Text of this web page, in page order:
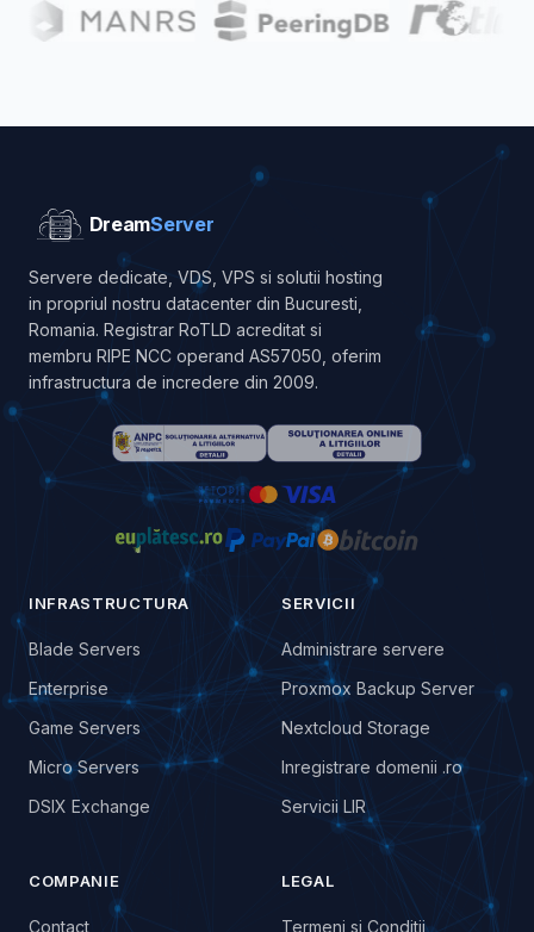
DreamServer
Servere dedicate, VDS, VPS si solutii hosting
in propriul nostru datacenter din Bucuresti,
Romania. Registrar RoTLD acreditat si
membru RIPE NCC operand AS57050, oferim
infrastructura de incredere din 2009.
INFRASTRUCTURA
Blade Servers
Enterprise
Game Servers
Micro Servers
DSIX Exchange
SERVICII
Administrare servere
Proxmox Backup Server
Nextcloud Storage
Inregistrare domenii .ro
Servicii LIR
COMPANIE
Contact
LEGAL
Termeni si Conditii